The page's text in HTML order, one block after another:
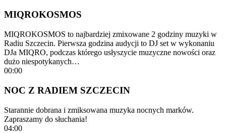
MIQROKOSMOS
MIQROKOSMOS to najbardziej zmixowane 2 godziny muzyki w
Radiu Szczecin. Pierwsza godzina audycji to DJ set w wykonaniu
DJa MIQRO, podczas którego usłyszycie muzyczne nowości oraz
dużo niespotykanych…
00:00
NOC Z RADIEM SZCZECIN
Starannie dobrana i zmiksowana muzyka nocnych marków.
Zapraszamy do słuchania!
04:00